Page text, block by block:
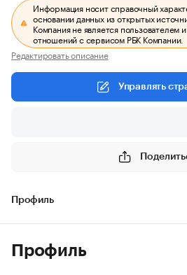
Информация носит справочный
основании данных из открытых
Компания не является пользователем
отношений с сервисом РБК Компании.
Редактировать описание
Управлять
Профиль
Профиль